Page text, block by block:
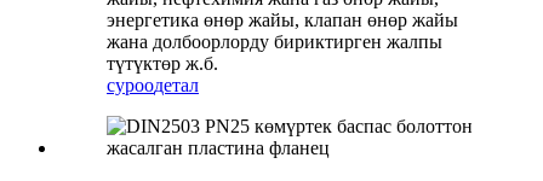
энергетика өнөр жайы, клапан өнөр жайы
жана долбоорлорду бириктирген жалпы
түтүктөр ж.б.
суроодетал